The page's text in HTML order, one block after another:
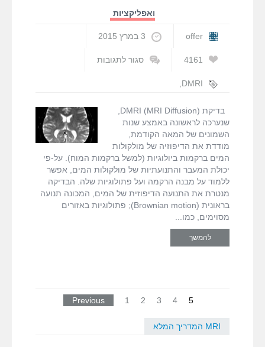
ואפליקציות
offer 3 במרץ 2015
4161
סגור לתגובות
Diffusion
DMRI
דיפוזיה
שנערכה לראשונה באמצע שנות
השמונים של המאה הקודמת,
מודדת את הדיפוזיה של מולקולות
המים ברקמות ביולוגיות (למשל ברקמות המוח). על-פי
יכולת המעבר והתנועתיות של מולקולות המים, אפשר
ללמוד על מבנה הרקמה ועל פתולוגיות שלה. הבדיקה
מנטרת את התנועה הדיפוזית של המים, המכונה תנועה
בראונית (Brownian motion); פתולוגיות באזורים
מסוימים, כמו
להמשך
Previous 1 2 3 4 5
MRI המדריך המלא